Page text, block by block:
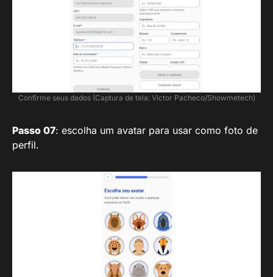
Confirme seus dados (Captura de tela: Victor Pacheco/Showmetech)
Passo 07: escolha um avatar para usar como foto de
perfil.